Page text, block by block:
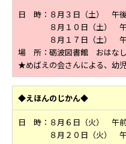
日 時：８月３日（土）
午
８月１０日（土） 午後
８月１７日（土） 午後
場 所：砺波図書館 おはな
★めばえの会さんによる、幼
◆えほんのじかん◆
日 時：８月６日（火） 午
８月２０日（火） 午前